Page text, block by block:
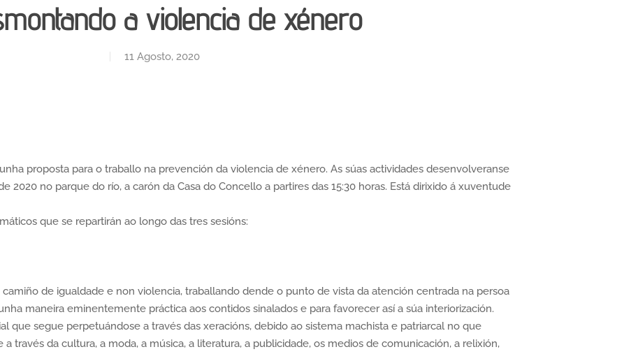
a violencia de xénero
11 Agosto, 2020
proposta para o traballo na prevención da violencia de xénero. As súas actividades desenvolveranse
2020 no parque do río, a carón da Casa do Concello a partires das 15:30 horas. Está dirixido á xuventude
que se repartirán ao longo das tres sesións:
de igualdade e non violencia, traballando dende o punto de vista da atención centrada na persoa
maneira eminentemente práctica aos contidos sinalados e para favorecer así a súa interiorización.
que segue perpetuándose a través das xeracións, debido ao sistema machista e patriarcal no que
través da cultura, a moda, a música, a literatura, a publicidade, os medios de comunicación, a relixión,